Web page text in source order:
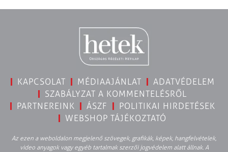
KAPCSOLAT MÉDIAAJÁNLAT
ADATVÉDELEM
SZABÁLYZAT A KOMMENTELÉSRŐL
PARTNEREINK
ÁSZF
POLITIKAI HIRDETÉSEK
WEBSHOP TÁJÉKOZTATÓ
Az ezen a weboldalon megjelenő szövegek, grafikák, képek, hangfelvételek,
video anyagok vagy egyéb tartalmak szerzői jogvédelem alatt állnak. A